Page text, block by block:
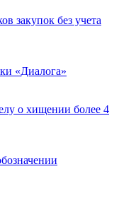
закупок без учета
«Диалога»
о хищении более 4